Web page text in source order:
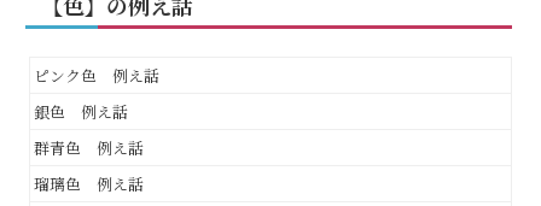
ピンク色 例え話
銀色 例え話
群青色 例え話
瑠璃色 例え話